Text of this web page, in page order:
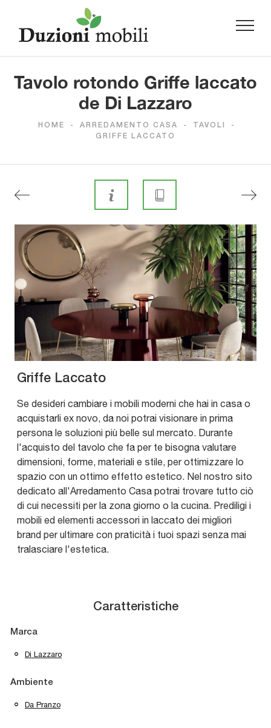
Tavolo rotondo Griffe laccato
de Di Lazzaro
HOME - ARREDAMENTO CASA - TAVOLI
-
GRIFFE LACCATO
Griffe Laccato
Se desideri cambiare i mobili moderni che hai in casa o
acquistarli ex novo, da noi potrai visionare in prima
persona le soluzioni più belle sul mercato. Durante
l'acquisto del tavolo che fa per te bisogna valutare
dimensioni, forme, materiali e stile, per ottimizzare lo
spazio con un ottimo effetto estetico. Nel nostro sito
dedicato all'Arredamento Casa potrai trovare tutto ciò
di cui necessiti per la zona giorno o la cucina. Prediligi i
mobili ed elementi accessori in laccato dei migliori
brand per ultimare con praticità i tuoi spazi senza mai
tralasciare l'estetica.
Caratteristiche
Marca
Di Lazzaro
Ambiente
Da Pranzo